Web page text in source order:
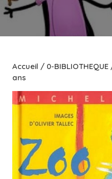
Accueil / 0-BIBLIOTHEQUE
ans